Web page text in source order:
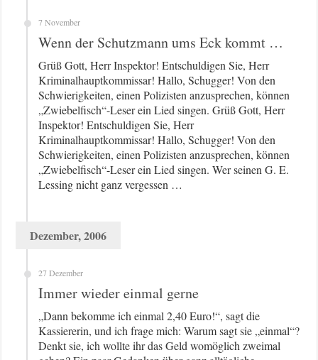
7 November
Wenn der Schutzmann ums Eck kommt …
Grüß Gott, Herr Inspektor! Entschuldigen Sie, Herr
Kriminalhauptkommissar! Hallo, Schugger! Von den
Schwierigkeiten, einen Polizisten anzusprechen, können
„Zwiebelfisch“-Leser ein Lied singen. Grüß Gott, Herr
Inspektor! Entschuldigen Sie, Herr
Kriminalhauptkommissar! Hallo, Schugger! Von den
Schwierigkeiten, einen Polizisten anzusprechen, können
„Zwiebelfisch“-Leser ein Lied singen. Wer seinen G. E.
Lessing nicht ganz vergessen …
Dezember, 2006
27 Dezember
Immer wieder einmal gerne
„Dann bekomme ich einmal 2,40 Euro!“, sagt die
Kassiererin, und ich frage mich: Warum sagt sie „einmal“?
Denkt sie, ich wollte ihr das Geld womöglich zweimal